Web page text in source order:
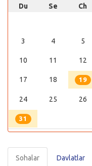
Du Se Ch
3 4 5
10 11 12
17 18 19
24 25 26
31
Sohalar Davlatlar